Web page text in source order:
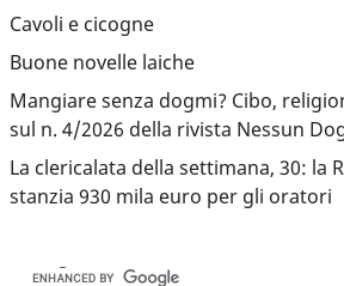
Cavoli e cicogne
Buone novelle laiche
Mangiare senza dogmi? Cibo,
sul n. 4/2026 della rivista Nessun
La clericalata della settimana, 30: la
stanzia 930 mila euro per gli oratori